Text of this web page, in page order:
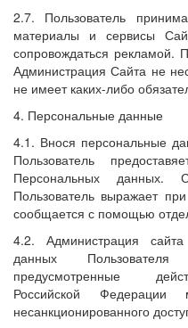
2.7. Пользователь
материалы и сервисы
сопровождаться рекламой.
Администрация Сайта не
не имеет каких-либо
4. Персональные данные
4.1. Внося персональные
Пользователь
Персональных данных.
Пользователь выражает
сообщается с помощью
4.2. Администрация
данных
предусмотренные
Российской
несанкционированного